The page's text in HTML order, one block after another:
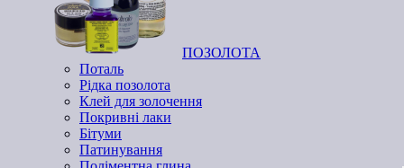
ПОЗОЛОТА
Поталь
Рідка позолота
Клей для золочення
Покривні лаки
Бітуми
Патинування